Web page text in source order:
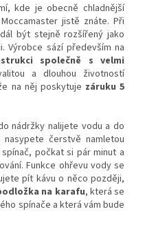
kde je obecně chladnější
jistě znáte. Při
být stejně rozšířený jako
Výrobce sází především na
společně s velmi
a dlouhou životností
na něj poskytuje záruku 5
nádržky nalijete vodu a do
čerstvě namletou
počkat si pár minut a
Funkce ohřevu vody se
pít kávu o něco později,
na karafu, která se
spínače a která vám bude